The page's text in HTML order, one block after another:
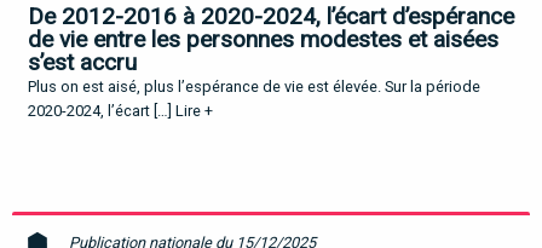
De 2012-2016 à 2020-2024, l’écart d’espérance
de vie entre les personnes modestes et aisées
s’est accru
Plus on est aisé, plus l’espérance de vie est élevée. Sur la période
2020-2024, l’écart […] Lire +
Publication nationale du 15/12/2025